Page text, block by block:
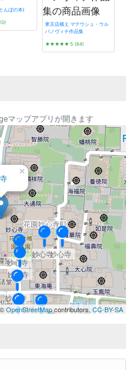
んぼの本)
東京店構え マテウシュ・ウル
バノヴィチ作品集
★★★★★5 (84)
マップアプリが開きます
妙心寺
妙心寺
妙心寺
妙心寺
妙心寺
×
OpenStreetMapcontributors, CC-BY-SA